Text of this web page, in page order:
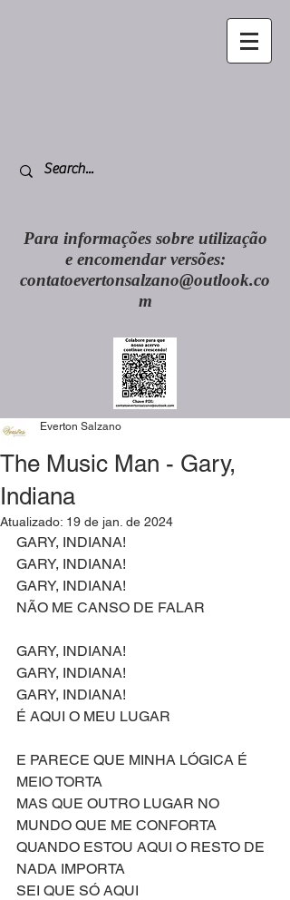
Para informações sobre utilização
e encomendar versões:
contatoevertonsalzano@outlook.co
m
The Music Man - Gary,
Indiana
Everton Salzano
Atualizado: 19 de jan. de 2024
GARY, INDIANA!
GARY, INDIANA!
GARY, INDIANA!
NÃO ME CANSO DE FALAR
GARY, INDIANA!
GARY, INDIANA!
GARY, INDIANA!
É AQUI O MEU LUGAR
E PARECE QUE MINHA LÓGICA É
MEIO TORTA
MAS QUE OUTRO LUGAR NO
MUNDO QUE ME CONFORTA
QUANDO ESTOU AQUI O RESTO DE
NADA IMPORTA
SEI QUE SÓ AQUI